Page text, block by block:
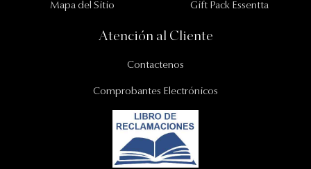
Mapa del Sitio Gift Pack Essentta
Atención al Cliente
Contactenos
Comprobantes Electrónicos